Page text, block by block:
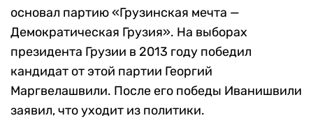
основал партию «Грузинская мечта —
Демократическая Грузия». На выборах
президента Грузии в 2013 году победил
кандидат от этой партии Георгий
Маргвелашвили. После его победы Иванишвили
заявил, что уходит из политики.